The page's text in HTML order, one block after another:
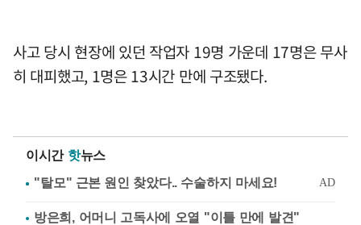
사고 당시 현장에 있던 작업자 19명 가운데 17명은 무사
히 대피했고, 1명은 13시간 만에 구조됐다.
이시간 핫뉴스
방은희, 어머니 고독사에 오열 "이틀 만에 발견"